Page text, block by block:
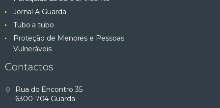
Jornal A Guarda
Tubo a tubo
Proteção de Menores e Pessoas
Vulneráveis
Contactos
Rua do Encontro 35
6300-704 Guarda